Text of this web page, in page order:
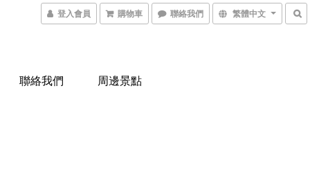
登入會員 購物車 聯絡我們 繁體中文
聯絡我們 周邊景點